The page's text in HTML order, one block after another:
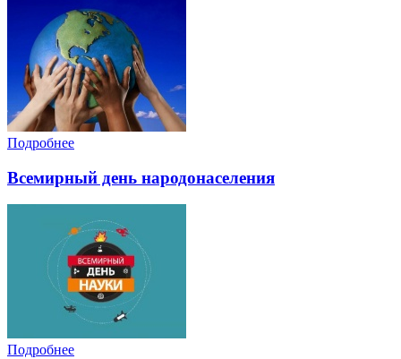
Подробнее
Всемирный день народонаселения
Подробнее